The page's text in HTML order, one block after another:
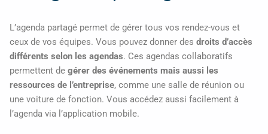
L’agenda partagé permet de gérer tous vos rendez-vous et
ceux de vos équipes. Vous pouvez donner des droits d’accès
différents selon les agendas. Ces agendas collaboratifs
permettent de gérer des événements mais aussi les
ressources de l’entreprise, comme une salle de réunion ou
une voiture de fonction. Vous accédez aussi facilement à
l’agenda via l’application mobile.